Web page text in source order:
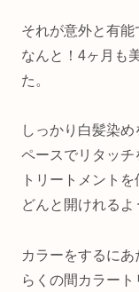
それが意外と有
なんと！4ヶ月も
た。
しっかり白髪染
ペースでリタッ
トリートメント
どんと開けれるよ
カラーをするに
らくの間カラー